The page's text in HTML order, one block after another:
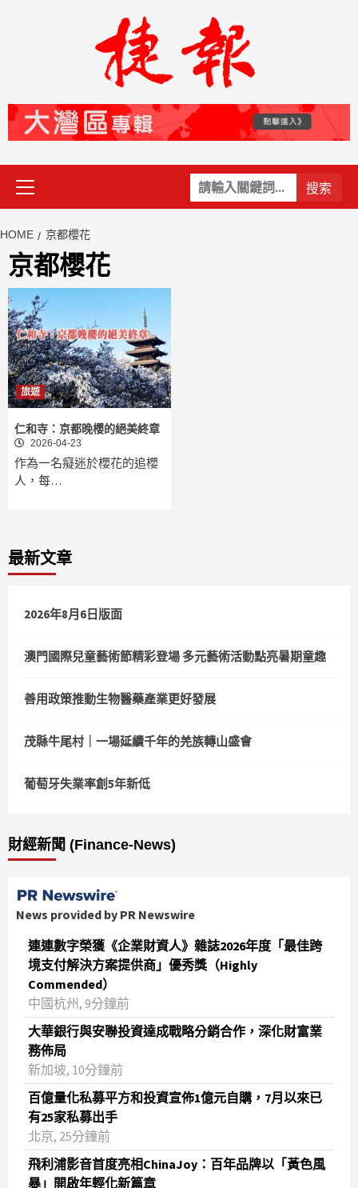
關
鍵
Primary
Menu
HOME 京都櫻花
京都櫻花
旅遊
仁和寺：京都晚櫻的絕美終章
2026-04-23
作為一名癡迷於櫻花的追櫻
人，每…
最新文章
2026年8月6日版面
澳門國際兒童藝術節精彩登場 多元藝術活動點亮暑期童趣
善用政策推動生物醫藥產業更好發展
茂縣牛尾村｜一場延續千年的羌族轉山盛會
葡萄牙失業率創5年新低
財經新聞 (Finance-News)
News provided by PR Newswire
連連數字榮獲《企業財資人》雜誌2026年度「最佳跨
境支付解決方案提供商」優秀獎（Highly
Commended）
中國杭州, 9分鐘前
大華銀行與安聯投資達成戰略分銷合作，深化財富業
務佈局
新加坡, 10分鐘前
百億量化私募平方和投資宣佈1億元自購，7月以來已
有25家私募出手
北京, 25分鐘前
飛利浦影音首度亮相ChinaJoy：百年品牌以「黃色風
暴」開啟年輕化新篇章